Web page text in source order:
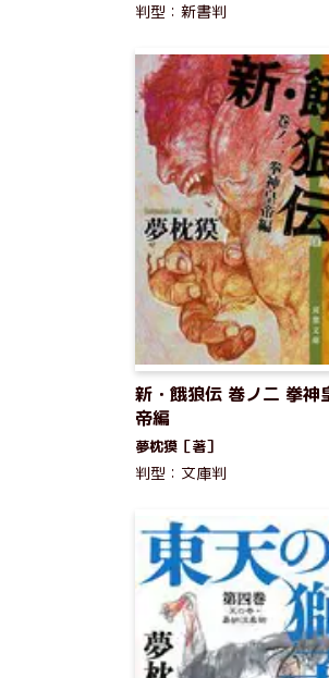
判型：新書判
新・餓狼伝 巻ノ二 拳神
帝編
夢枕獏［著］
判型：文庫判